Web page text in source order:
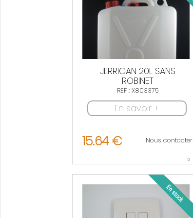
JERRICAN 20L SANS
ROBINET
REF : X803375
En savoir +
15.64 € Nous contacter
0